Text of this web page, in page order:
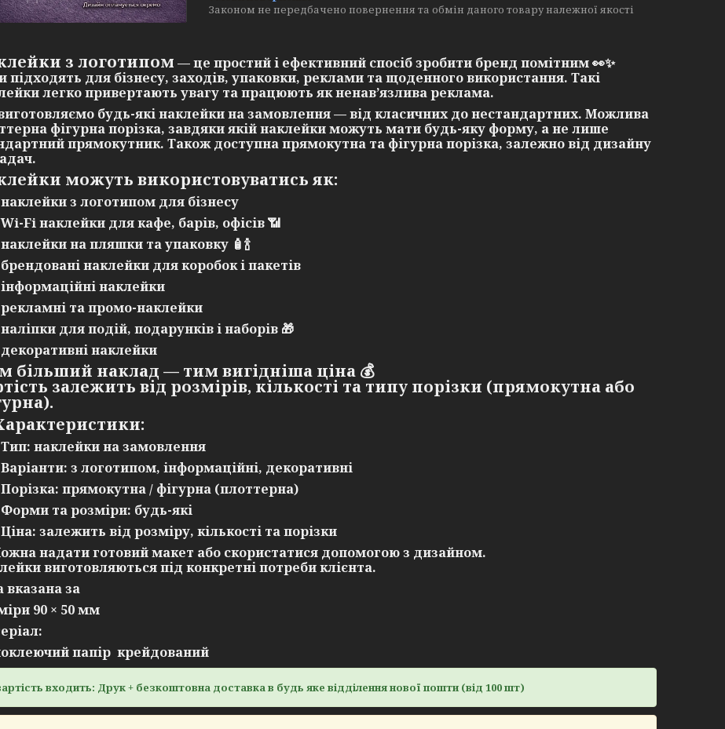
Законом не передбачено повернення та обмін даного товару належної якості
з логотипом — це простий і ефективний спосіб зробити бренд помітним 👀✨
підходять для бізнесу, заходів, упаковки, реклами та щоденного використання. Такі
легко привертають увагу та працюють як ненав’язлива реклама.
будь-які наклейки на замовлення— від класичних до нестандартних. Можлива
фігурна порізка, завдяки якій наклейки можуть мати будь-яку форму, а не лише
прямокутник. Також доступнапрямокутна та фігурна порізка, залежно від дизайну
можуть використовуватись як:
наклейки з логотипом для бізнесу
Wi-Fi наклейки для кафе, барів, офісів 📶
наклейки на пляшки та упаковку 🧴🍾
брендовані наклейки для коробок і пакетів
інформаційні наклейки
рекламні та промо-наклейки
наліпки для подій, подарунків і наборів 🎁
декоративні наклейки
більший наклад — тим вигідніша ціна 💰
залежить від розмірів, кількості та типу порізки (прямокутна або
Тип: наклейки на замовлення
Варіанти: з логотипом, інформаційні, декоративні
Порізка: прямокутна / фігурна (плоттерна)
Форми та розміри: будь-які
Ціна: залежить від розміру, кількості та порізки
надати готовий макет або скористатися допомогою з дизайном.
виготовляються під конкретні потреби клієнта.
вказана за
90 × 50 мм
папір крейдований
входить: Друк + безкоштовна доставка в будь яке відділення нової пошти (від 100 шт)